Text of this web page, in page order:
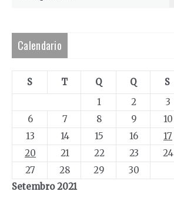
Calendario
Setembro 2021
S T Q Q S
1
2 3
6
7 8 9 10
13
14 15 16 17
20
21 22 23 24
27
28 29 30